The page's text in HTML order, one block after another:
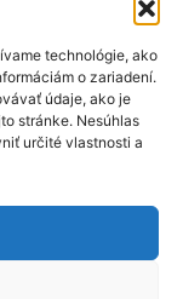
technológie, ako
o zariadení.
údaje, ako je
stránke. Nesúhlas
určité vlastnosti a